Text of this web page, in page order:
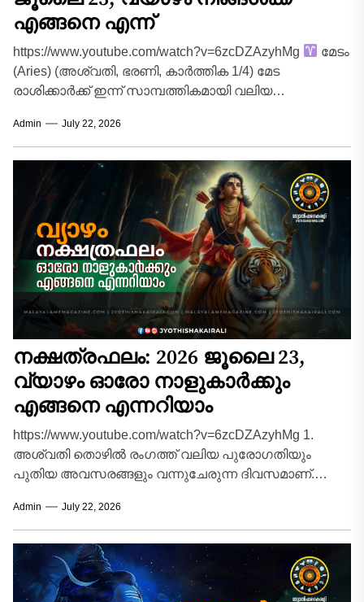
എങ്ങനെ എന്ന്
https://www.youtube.com/watch?v=6zcDZAzyhMg
മേടം
(Aries) (അശ്വതി, ഭരണി, കാർത്തിക 1/4) മേട
രാശിക്കാർക്ക് ഇന്ന് സാമ്പത്തികമായി വലിയ
നിക്ഷേപങ്ങളിൽ നിന്നോ കുടിശ്ശികയായി...
Admin July 22, 2026
നക്ഷത്രഫലം: 2026 ജൂലൈ 23,
വ്യാഴം ഓരോ നാളുകാർക്കും
എങ്ങനെ എന്നറിയാം
https://www.youtube.com/watch?v=6zcDZAzyhMg 1.
അശ്വതി തൊഴിൽ രംഗത്ത് വലിയ പുരോഗതിയും
പുതിയ അവസരങ്ങളും വന്നുചേരുന്ന ദിവസമാണ്.
പ്രത്യേക പ്രശംസയും പിന്തുണയും പ്രതീക്ഷിക്കാം.
നിർത്തിവെച്ച...
Admin July 22, 2026